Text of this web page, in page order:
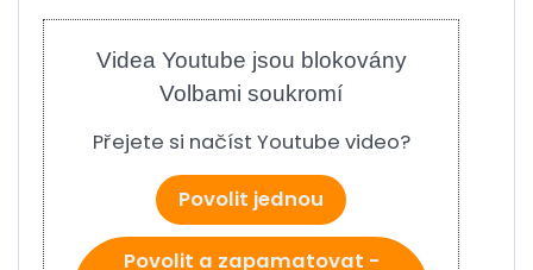
Videa Youtube jsou blokovány
Volbami soukromí
Přejete si načíst Youtube video?
Povolit jednou
Povolit a zapamatovat -